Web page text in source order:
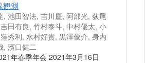
観測
, 池田智法, 吉川慶, 阿部光, 荻尾
田有良, 竹村泰斗, 中村優太, 小
秀利, 水村好貴, 黒澤俊介, 身内
, 濱口健二
年春季年会 2021年3月16日